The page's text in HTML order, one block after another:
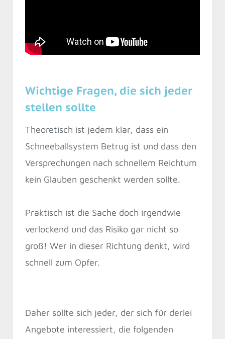
Wichtige Fragen, die sich jeder
stellen sollte
Theoretisch ist jedem klar, dass ein
Schneeballsystem Betrug ist und dass den
Versprechungen nach schnellem Reichtum
kein Glauben geschenkt werden sollte.
Praktisch ist die Sache doch irgendwie
verlockend und das Risiko gar nicht so
groß! Wer in dieser Richtung denkt, wird
schnell zum Opfer.
Daher sollte sich jeder, der sich für derlei
Angebote interessiert, die folgenden